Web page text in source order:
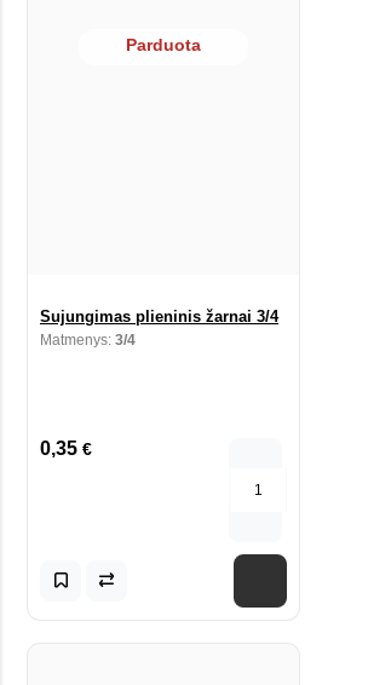
Parduota
Sujungimas plieninis žarnai 3/4
Matmenys: 3/4
0,35 €